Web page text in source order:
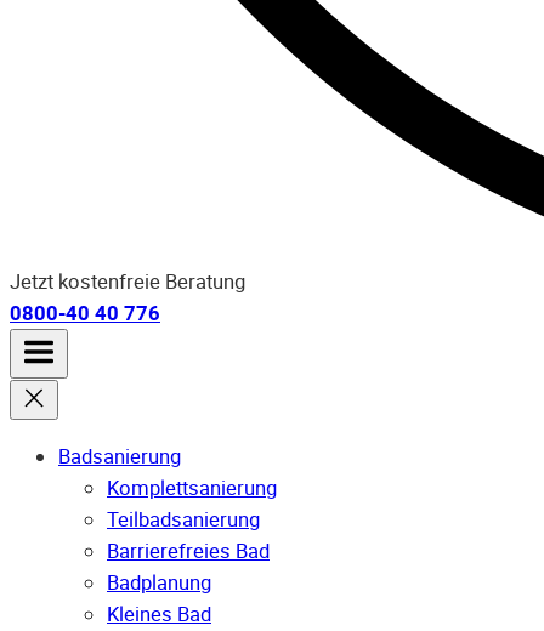
Jetzt kostenfreie Beratung
0800-40 40 776
Badsanierung
Komplettsanierung
Teilbadsanierung
Barrierefreies Bad
Badplanung
Kleines Bad